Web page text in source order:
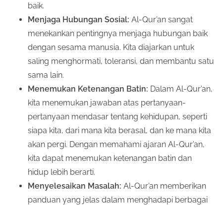
baik.
Menjaga Hubungan Sosial: Al-Qur’an sangat
menekankan pentingnya menjaga hubungan baik
dengan sesama manusia. Kita diajarkan untuk
saling menghormati, toleransi, dan membantu satu
sama lain.
Menemukan Ketenangan Batin: Dalam Al-Qur’an,
kita menemukan jawaban atas pertanyaan-
pertanyaan mendasar tentang kehidupan, seperti
siapa kita, dari mana kita berasal, dan ke mana kita
akan pergi. Dengan memahami ajaran Al-Qur’an,
kita dapat menemukan ketenangan batin dan
hidup lebih berarti.
Menyelesaikan Masalah: Al-Qur’an memberikan
panduan yang jelas dalam menghadapi berbagai